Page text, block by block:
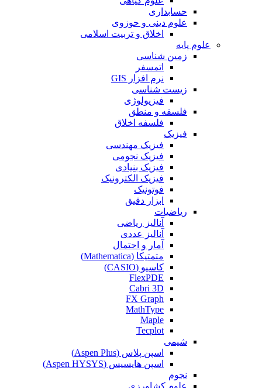
حسابداری
علوم دینی و حوزوی
اخلاق و تربیت اسلامی
علوم پایه
زمین شناسی
اتمسفر
نرم افزار GIS
زیست شناسی
فیزیولوژی
فلسفه و منطق
فلسفه اخلاق
فیزیک
فیزیک مهندسی
فیزیک نجومی
فیزیک بنیادی
فیزیک الکترونیک
فوتونیک
ابزار دقیق
ریاضیات
آنالیز ریاضی
آنالیز عددی
آمار و احتمال
متمتیکا (Mathematica)
کاسیو (CASIO)
FlexPDE
Cabri 3D
FX Graph
MathType
Maple
Tecplot
شیمی
اسپن پلاس (Aspen Plus)
اسپن هایسیس (Aspen HYSYS)
نجوم
علوم کشاورزی